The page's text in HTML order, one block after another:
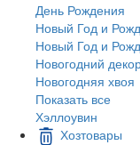
День Рождения
Новый Год и
Новый Год и
Новогодний
Новогодняя хвоя
Показать все
Хэллоувин
Хозтовары